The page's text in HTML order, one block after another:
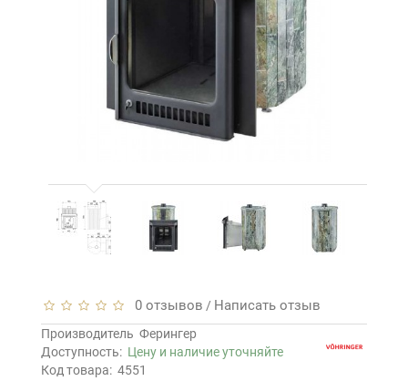
0 отзывов / Написать отзыв
Производитель Ферингер
Доступность: Цену и наличие уточняйте
Код товара: 4551